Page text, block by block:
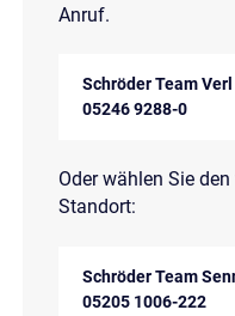
Anruf.
Schröder Team Verl
05246 9288-0
Oder wählen Sie
Standort:
Schröder Team
05205 1006-222